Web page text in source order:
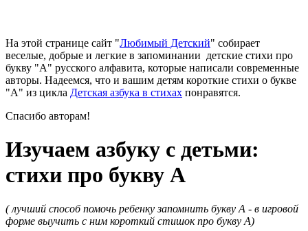
На этой странице сайт "Любимый Детский" собирает
веселые, добрые и легкие в запоминании детские стихи про
букву "А" русского алфавита, которые написали современные
авторы. Надеемся, что и вашим детям короткие стихи о букве
"А" из цикла Детская азбука в стихах понравятся.
Спасибо авторам!
Изучаем азбуку с детьми:
стихи про букву А
( лучший способ помочь ребенку запомнить букву А - в игровой
форме выучить с ним короткий стишок про букву А)